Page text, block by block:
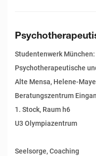
Studentenwerk München:
Psychotherapeutische
Alte Mensa, Helene-
Beratungszentrum
1. Stock, Raum h6
U3 Olympiazentrum
Seelsorge, Coaching